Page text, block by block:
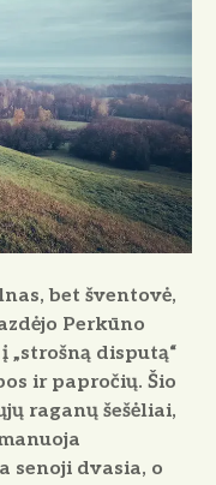
bet šventovė,
Perkūno
„strošną disputą“
ir papročių. Šio
raganų šešėliai,
senoji dvasia, o